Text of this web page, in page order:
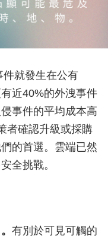
就發生在公有
近40%的外洩事件
事件的平均成本高
者確認升級或採購
的首選。雲端已然
全挑戰。
有別於可見可觸的